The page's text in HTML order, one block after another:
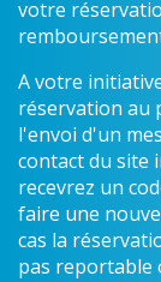
votre
A votre
réservation au
l'envoi d'un
contact du site
recevrez un
faire une
cas la
pas reportable